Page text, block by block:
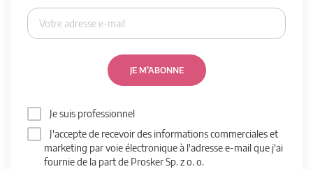
JE M’ABONNE
Je suis professionnel
J'accepte de recevoir des informations commerciales et
marketing par voie électronique à l'adresse e-mail que j'ai
fournie de la part de Prosker Sp. z o. o.